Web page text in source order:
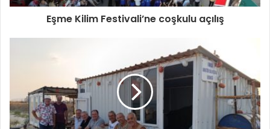
Eşme Kilim Festivali’ne coşkulu açılış